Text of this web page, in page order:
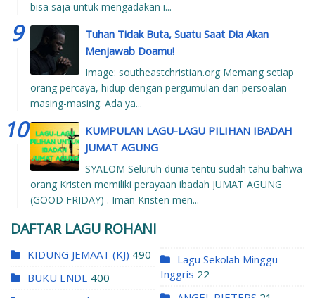
bisa saja untuk mengadakan i...
Tuhan Tidak Buta, Suatu Saat Dia Akan
Menjawab Doamu!
Image: southeastchristian.org Memang setiap
orang percaya, hidup dengan pergumulan dan persoalan
masing-masing. Ada ya...
KUMPULAN LAGU-LAGU PILIHAN IBADAH
JUMAT AGUNG
SYALOM Seluruh dunia tentu sudah tahu bahwa
orang Kristen memiliki perayaan ibadah JUMAT AGUNG
(GOOD FRIDAY) . Iman Kristen men...
DAFTAR LAGU ROHANI
KIDUNG JEMAAT (KJ) 490
BUKU ENDE 400
Lagu Sekolah Minggu
Inggris 22